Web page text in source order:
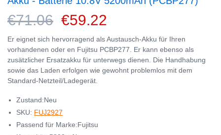
€71.06 €59.22
Er eignet sich hervorragend als Austausch-Akku für Ihren
vorhandenen oder en Fujitsu PCBP277. Er kann ebenso als
zusätzlicher Ersatzakku für unterwegs dienen. Die Handhabung
sowie das Laden erfolgen wie gewohnt problemlos mit dem
Standard-Netzteil/Ladegerät.
Zustand:Neu
SKU: FUJ2927
Passend für Marke:Fujitsu